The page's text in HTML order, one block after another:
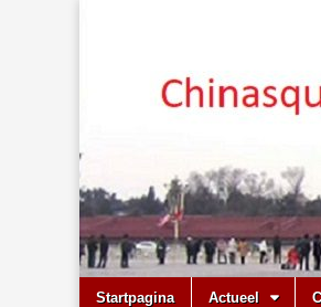
Main
Skip
Startpagina Actueel